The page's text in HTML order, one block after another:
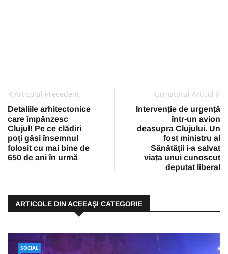
Articolul Precedent
Detaliile arhitectonice
care împânzesc
Clujul! Pe ce clădiri
poți găsi însemnul
folosit cu mai bine de
650 de ani în urmă
Urmatorul Articol
Intervenție de urgență
într-un avion
deasupra Clujului. Un
fost ministru al
Sănătății i-a salvat
viața unui cunoscut
deputat liberal
ARTICOLE DIN ACEEAŞI CATEGORIE
SOCIAL